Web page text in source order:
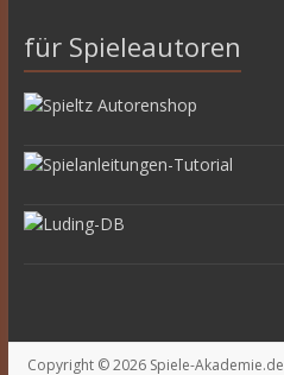
für Spieleautoren
Copyright © 2026 Spiele-Akademie.de